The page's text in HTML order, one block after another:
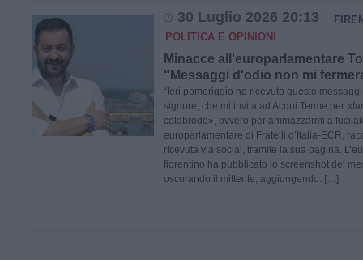
30 Luglio 2026 20:13
POLITICA E OPINIONI
Minacce all'europarlamentare
"Messaggi d'odio non mi
“Ieri pomeriggio ho ricevuto questo
signore, che mi invita ad Acqui Terme per
colabrodo», ovvero per ammazzarmi a
europarlamentare di Fratelli d’Italia-ECR,
ricevuta via social, tramite la sua pagina.
fiorentino ha pubblicato lo screenshot del
oscurando il mittente, aggiungendo: […]